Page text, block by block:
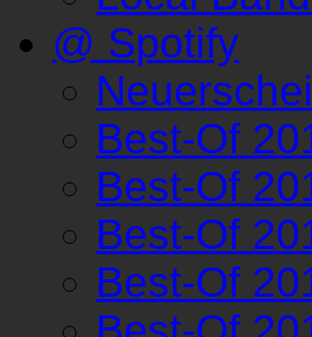
@ Spotify
Best-Of
Best-Of
Best-Of
Best-Of